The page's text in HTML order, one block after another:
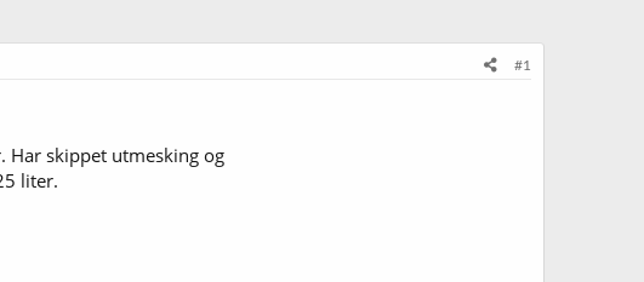
#1
Har skippet utmesking og
liter.